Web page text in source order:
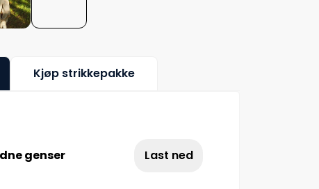
Kjøp strikkepakke
genser Last ned